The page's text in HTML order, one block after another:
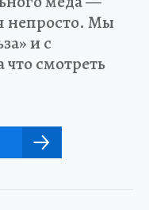
непросто. Мы
и с
смотреть